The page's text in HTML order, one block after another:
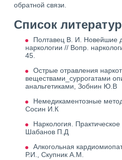
обратной связи.
Список
Полтавец В. И. Новейшие
наркологии // Вопр.
45.
Острые отравления
веществами_суррогатами
анальгетиками, Зобнин Ю.В
Немедикаментозные
Сосин И.К
Наркология.
Шабанов П.Д
Алкогольная
Р.И., Скупник А.М.